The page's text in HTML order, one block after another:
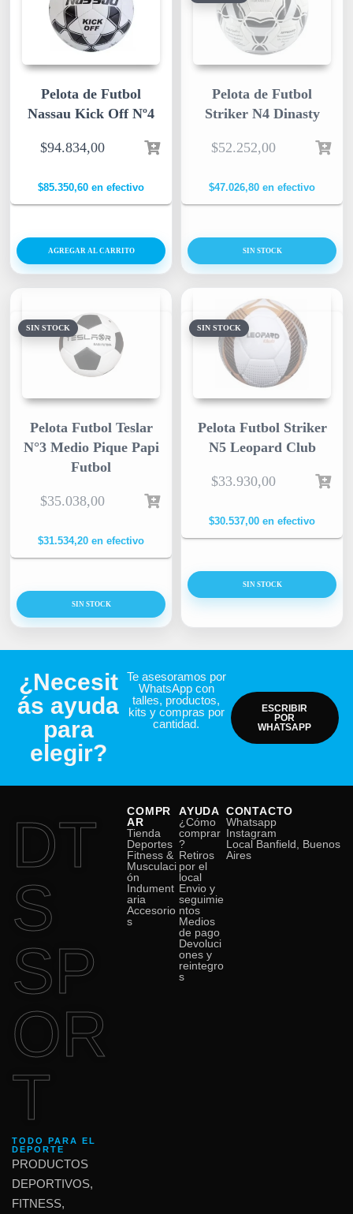
Pelota de Futbol
Striker N4 Dinasty
$52.252,00
$47.026,80 en efectivo
SIN STOCK
SIN STOCK
Pelota Futbol Teslar
N°3 Medio Pique Papi
Futbol
$35.038,00
$31.534,20 en efectivo
SIN STOCK
SIN STOCK
Pelota Futbol Striker
N5 Leopard Club
$33.930,00
$30.537,00 en efectivo
SIN STOCK
Pelota de Futbol
Nassau Kick Off Nº4
$94.834,00
$85.350,60 en efectivo
AGREGAR AL CARRITO
¿Necesit
ás ayuda
para
elegir?
Te asesoramos por
WhatsApp con
talles, productos,
kits y compras por
cantidad.
ESCRIBIR
POR
WHATSAPP
DT
S
SP
OR
T
TODO PARA EL
DEPORTE
PRODUCTOS
DEPORTIVOS,
FITNESS,
COMPR
AR
Tienda
Deportes
Fitness &
Musculaci
ón
Indument
aria
Accesorio
s
AYUDA
¿Cómo
comprar
?
Retiros
por el
local
Envio y
seguimie
ntos
Medios
de pago
Devoluci
ones y
reintegro
s
CONTACTO
Whatsapp
Instagram
Local Banfield, Buenos
Aires